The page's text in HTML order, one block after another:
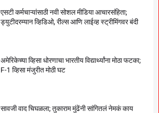
एसटी कर्मचाऱ्यांसाठी नवी सोशल मीडिया आचारसंहिता;
ड्युटीदरम्यान व्हिडिओ, रील्स आणि लाईव्ह स्ट्रीमिंगवर बंदी
अमेरिकेच्या व्हिसा धोरणाचा भारतीय विद्यार्थ्यांना मोठा फटका;
F-1 व्हिसा मंजुरीत मोठी घट
सावजी वाद चिघळला; तुकाराम मुंढेंनी सांगितलं नेमकं काय